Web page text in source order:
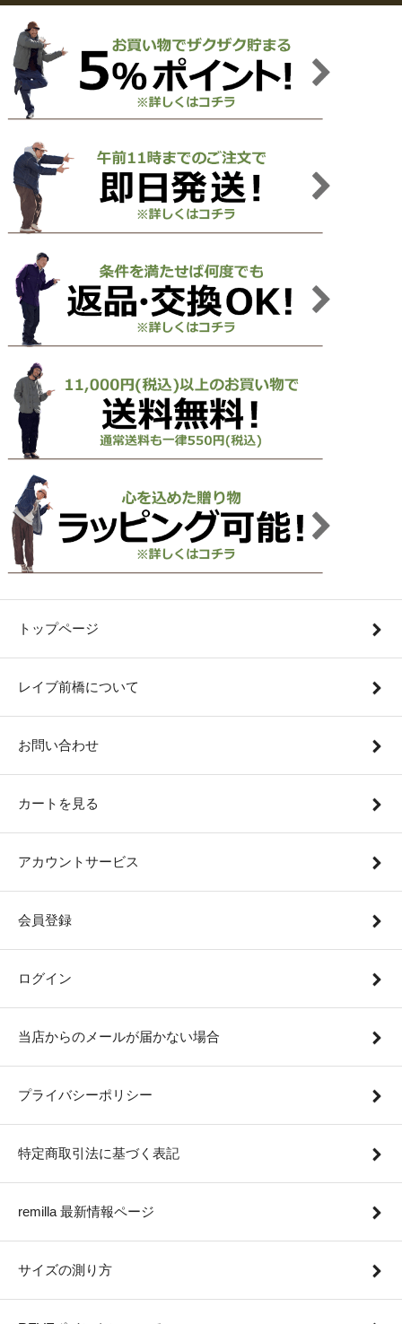
トップページ
レイブ前橋について
お問い合わせ
カートを見る
アカウントサービス
会員登録
ログイン
当店からのメールが届かない場合
プライバシーポリシー
特定商取引法に基づく表記
remilla 最新情報ページ
サイズの測り方